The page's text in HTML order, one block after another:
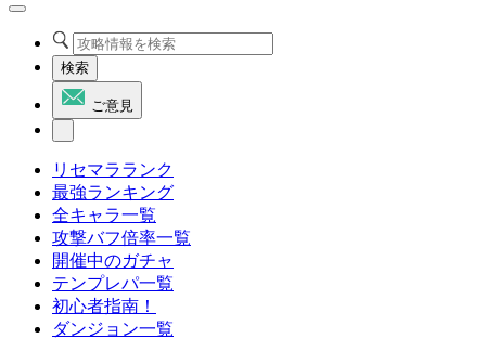
検索
ご意見
リセマラランク
最強ランキング
全キャラ一覧
攻撃バフ倍率一覧
開催中のガチャ
テンプレパ一覧
初心者指南！
ダンジョン一覧